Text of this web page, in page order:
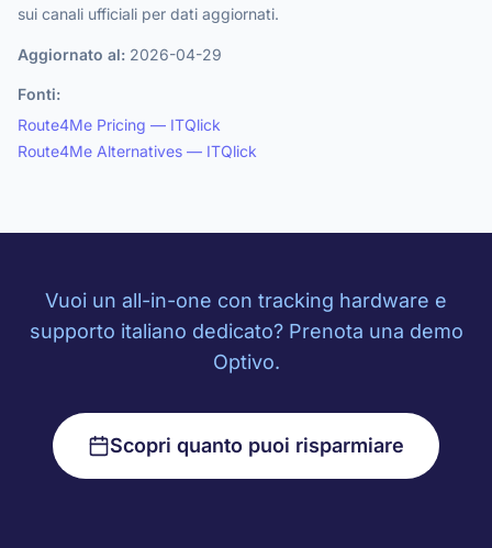
sui canali ufficiali per dati aggiornati.
Aggiornato al: 2026-04-29
Fonti:
Route4Me Pricing — ITQlick
Route4Me Alternatives — ITQlick
Vuoi un all-in-one con tracking hardware e
supporto italiano dedicato? Prenota una demo
Optivo.
Scopri quanto puoi risparmiare